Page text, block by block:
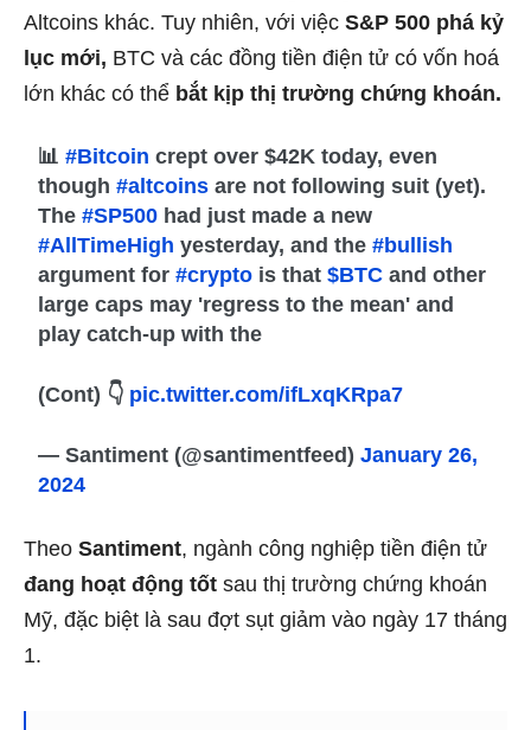
Altcoins khác. Tuy nhiên, với việc S&P 500 phá kỷ
lục mới, BTC và các đồng tiền điện tử có vốn hoá
lớn khác có thể bắt kịp thị trường chứng khoán.
📊#Bitcoin crept over $42K today, even
though#altcoins are not following suit (yet).
The#SP500 had just made a new
#AllTimeHigh yesterday, and the#bullish
argument for#crypto is that$BTC and other
large caps may 'regress to the mean' and
play catch-up with the
(Cont) 👇 pic.twitter.com/ifLxqKRpa7
— Santiment (@santimentfeed)January 26,
2024
Theo Santiment, ngành công nghiệp tiền điện tử
đang hoạt động tốt sau thị trường chứng khoán
Mỹ, đặc biệt là sau đợt sụt giảm vào ngày 17 tháng
1.